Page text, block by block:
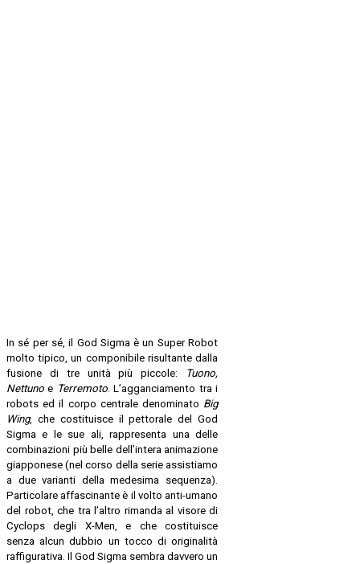
In sé per sé, il God Sigma è un Super Robot
molto tipico, un componibile risultante dalla
fusione di tre unità più piccole:
Tuono,
Nettuno e Terremoto. L’agganciamento tra i
robots ed il corpo centrale denominato Big
Wing, che costituisce il pettorale del God
Sigma e le sue ali, rappresenta una delle
combinazioni più belle dell’intera animazione
giapponese (nel corso della serie assistiamo
a due varianti della medesima sequenza).
Particolare affascinante è il volto anti-umano
del robot, che tra l’altro rimanda al visore di
Cyclops degli X-Men, e che costituisce
senza alcun dubbio un tocco di originalità
raffigurativa. Il God Sigma sembra davvero un